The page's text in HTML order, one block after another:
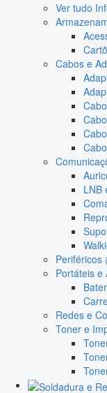
Ver tudo
Cabos e
LNB
Periféricos
Portáteis e
Redes e
Toner e